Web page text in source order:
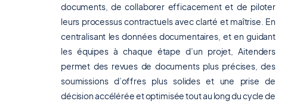
documents, de collaborer efficacement et de piloter
leurs processus contractuels avec clarté et maîtrise. En
centralisant les données documentaires, et en guidant
les équipes à chaque étape d’un projet, Aitenders
permet des revues de documents plus précises, des
soumissions d’offres plus solides et une prise de
décision accélérée et optimisée tout au long du cycle de